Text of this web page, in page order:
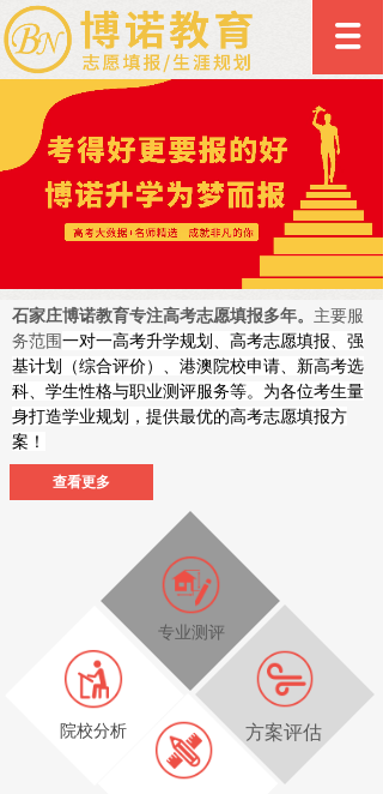
石家庄博诺教育专注高考志愿填报多年。 主要服
务范围一对一高考升学规划、高考志愿填报、强
基计划（综合评价）、港澳院校申请、新高考选
科、学生性格与职业测评服务等。为各位考生量
身打造学业规划，提供最优的高考志愿填报方
案！
查看更多
专业测评
方案评估
院校分析